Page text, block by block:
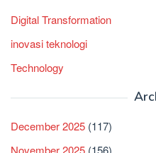
Digital Transformation
inovasi teknologi
Technology
December 2025 (117)
November 2025 (156)